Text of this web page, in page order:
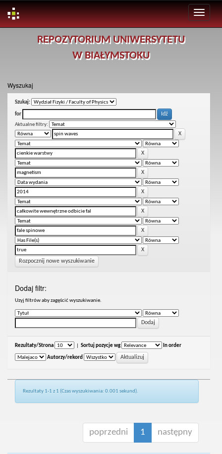
REPOZYTORIUM UNIWERSYTETU
W BIAŁYMSTOKU
Wyszukaj
Szukaj:
for
Aktualne filtry:
Rozpocznij nowe wyszukiwanie
Dodaj filtr:
Uzyj filtrów aby zagęścić wyszukiwanie.
Rezultaty/Strona Sortuj pozycje wg In order
Autorzy/rekord
Rezultaty 1-1 z 1 (Czas wyszukiwania: 0.001 sekund).
poprzedni 1 następny